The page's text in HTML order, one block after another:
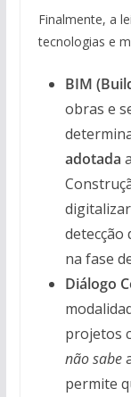
Finalmente, a
tecnologias e
BIM
obras e
adotada
detecção
na fase
Diálogo
projetos
não sabe
permite